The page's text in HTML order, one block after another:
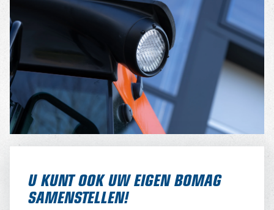
U KUNT OOK UW EIGEN BOMAG
SAMENSTELLEN!